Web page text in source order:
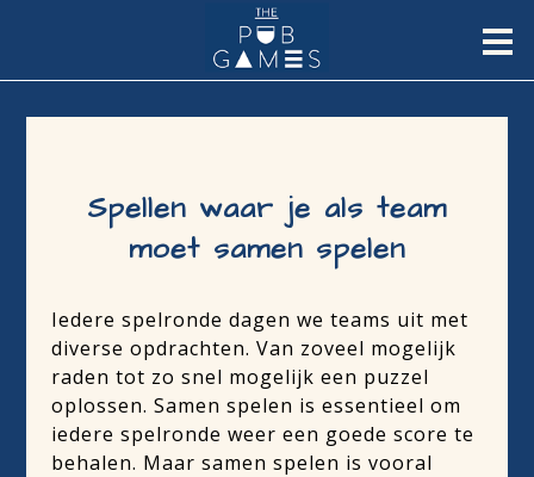
Spellen waar je als team
moet samen spelen
Iedere spelronde dagen we teams uit met
diverse opdrachten. Van zoveel mogelijk
raden tot zo snel mogelijk een puzzel
oplossen. Samen spelen is essentieel om
iedere spelronde weer een goede score te
behalen. Maar samen spelen is vooral